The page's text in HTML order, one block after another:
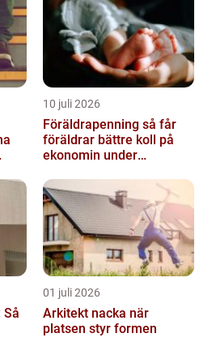
10 juli 2026
Föräldrapenning så får
föräldrar bättre koll på
ekonomin under
Så
01 juli 2026
Arkitekt nacka när
platsen styr formen